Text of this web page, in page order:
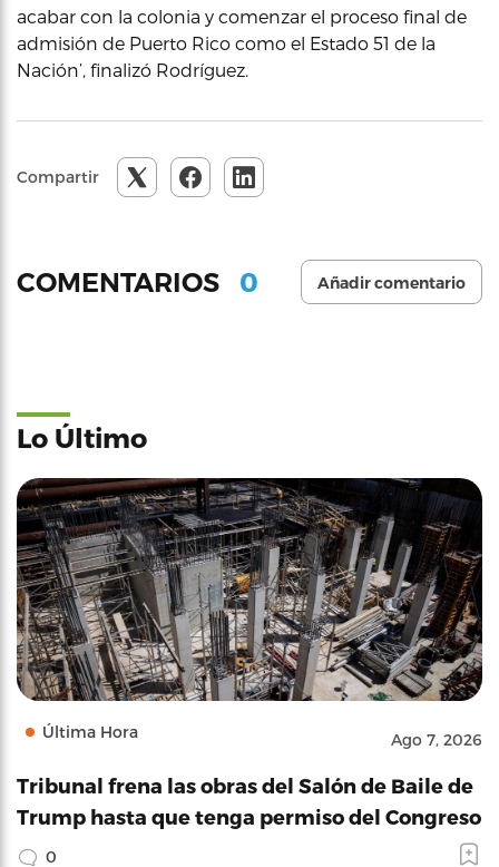
acabar con la colonia y comenzar el proceso final de
admisión de Puerto Rico como el Estado 51 de la
Nación’, finalizó Rodríguez.
Compartir
COMENTARIOS 0 Añadir comentario
Lo Último
Última Hora Ago 7, 2026
Tribunal frena las obras del Salón de Baile de
Trump hasta que tenga permiso del Congreso
0